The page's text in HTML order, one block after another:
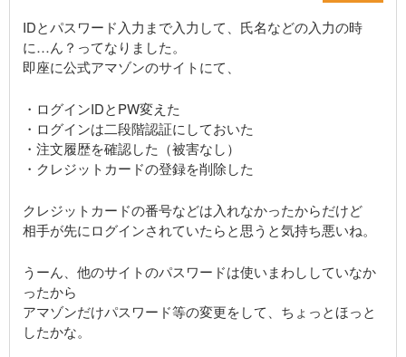
IDとパスワード入力まで入力して、氏名などの入力の時
に…ん？ってなりました。
即座に公式アマゾンのサイトにて、
・ログインIDとPW変えた
・ログインは二段階認証にしておいた
・注文履歴を確認した（被害なし）
・クレジットカードの登録を削除した
クレジットカードの番号などは入れなかったからだけど
相手が先にログインされていたらと思うと気持ち悪いね。
うーん、他のサイトのパスワードは使いまわししていなか
ったから
アマゾンだけパスワード等の変更をして、ちょっとほっと
したかな。